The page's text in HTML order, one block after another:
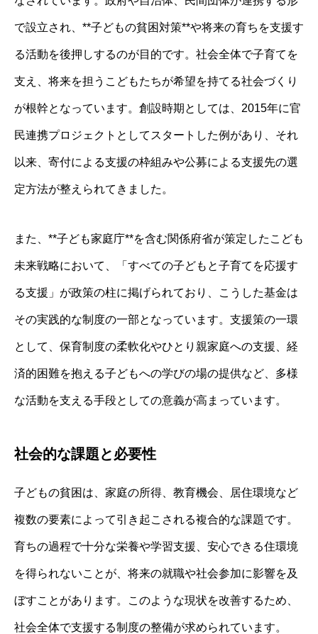
で設立され、**子どもの貧困対策**や将来の育ちを支援す
る活動を後押しするのが目的です。社会全体で子育てを
支え、将来を担うこどもたちが希望を持てる社会づくり
が根幹となっています。創設時期としては、2015年に官
民連携プロジェクトとしてスタートした例があり、それ
以来、寄付による支援の枠組みや公募による支援先の選
定方法が整えられてきました。
また、**子ども家庭庁**を含む関係府省が策定したこども
未来戦略において、「すべての子どもと子育てを応援す
る支援」が政策の柱に掲げられており、こうした基金は
その実践的な制度の一部となっています。支援策の一環
として、保育制度の柔軟化やひとり親家庭への支援、経
済的困難を抱える子どもへの学びの場の提供など、多様
な活動を支える手段としての意義が高まっています。
社会的な課題と必要性
子どもの貧困は、家庭の所得、教育機会、居住環境など
複数の要素によって引き起こされる複合的な課題です。
育ちの過程で十分な栄養や学習支援、安心できる住環境
を得られないことが、将来の就職や社会参加に影響を及
ぼすことがあります。このような現状を改善するため、
社会全体で支援する制度の整備が求められています。